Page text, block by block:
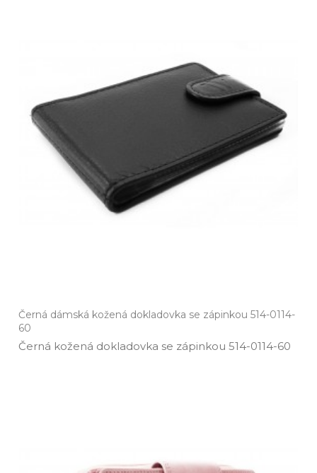
Černá dámská kožená dokladovka se zápinkou 514-0114-
60
Černá kožená dokladovka se zápinkou 514­-0114­-60